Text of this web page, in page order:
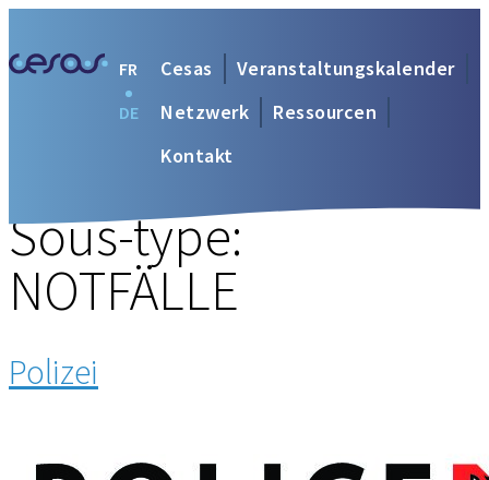
Cesas
Veranstaltungskalender
Netzwerk
Ressourcen
Kontakt
FR
DE
Sous-type:
NOTFÄLLE
Polizei